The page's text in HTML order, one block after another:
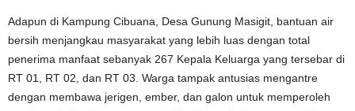
Adapun di Kampung Cibuana, Desa Gunung Masigit, bantuan air
bersih menjangkau masyarakat yang lebih luas dengan total
penerima manfaat sebanyak 267 Kepala Keluarga yang tersebar di
RT 01, RT 02, dan RT 03. Warga tampak antusias mengantre
dengan membawa jerigen, ember, dan galon untuk memperoleh